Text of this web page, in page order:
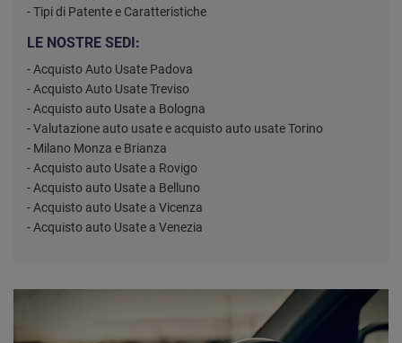
- Tipi di Patente e Caratteristiche
LE NOSTRE SEDI:
- Acquisto Auto Usate Padova
- Acquisto Auto Usate Treviso
- Acquisto auto Usate a Bologna
- Valutazione auto usate e acquisto auto usate Torino
- Milano Monza e Brianza
- Acquisto auto Usate a Rovigo
- Acquisto auto Usate a Belluno
- Acquisto auto Usate a Vicenza
- Acquisto auto Usate a Venezia